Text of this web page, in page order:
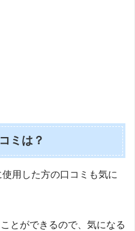
ミは？
用した方の口コミも気に
とができるので、気になる